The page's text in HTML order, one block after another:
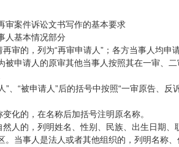
审案件诉讼文书写作的基本要求
基本情况部分
审的，列为“再审申请人”；各方当事人均申
被申请人的原审其他当事人按照其在一审、
”、“被申请人”后的括号中按照“一审原告、
化的，在名称后加括号注明原名称。
然人的，列明姓名、性别、民族、出生日期
。当事人是法人或者其他组织的，列明名称